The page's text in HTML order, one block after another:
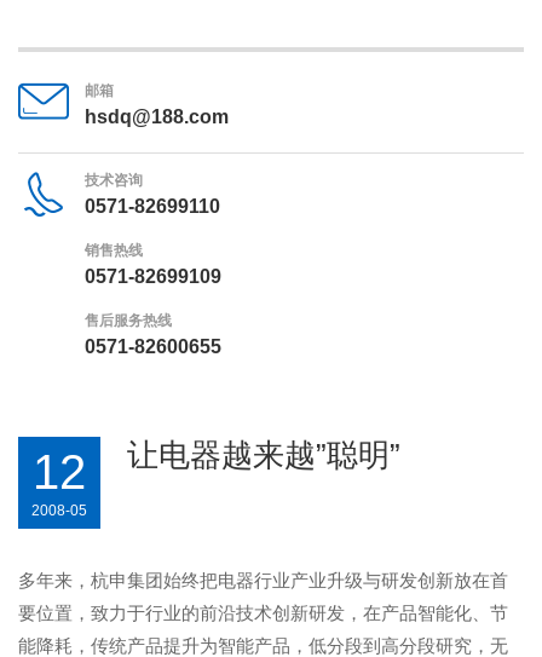
邮箱
hsdq@188.com
技术咨询
0571-82699110
销售热线
0571-82699109
售后服务热线
0571-82600655
12
2008-05
让电器越来越”聪明”
多年来，杭申集团始终把电器行业产业升级与研发创新放在首
要位置，致力于行业的前沿技术创新研发，在产品智能化、节
能降耗，传统产品提升为智能产品，低分段到高分段研究，无